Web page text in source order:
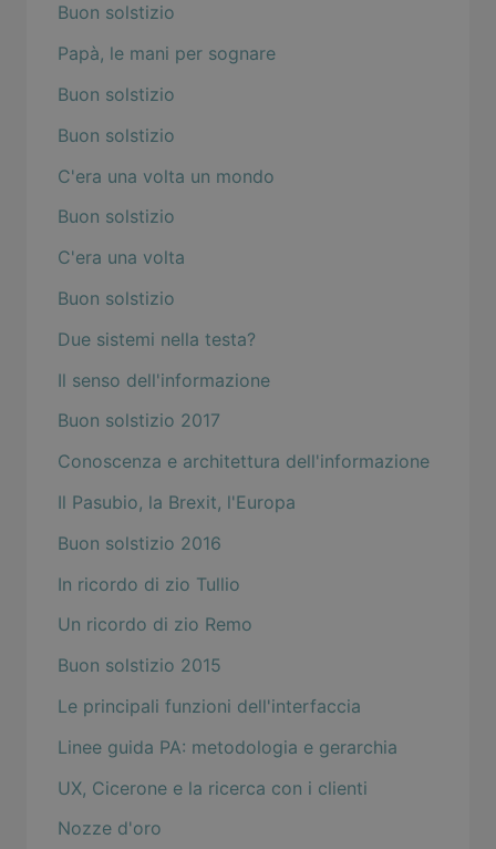
Buon solstizio
Papà, le mani per sognare
Buon solstizio
Buon solstizio
C'era una volta un mondo
Buon solstizio
C'era una volta
Buon solstizio
Due sistemi nella testa?
Il senso dell'informazione
Buon solstizio 2017
Conoscenza e architettura dell'informazione
Il Pasubio, la Brexit, l'Europa
Buon solstizio 2016
In ricordo di zio Tullio
Un ricordo di zio Remo
Buon solstizio 2015
Le principali funzioni dell'interfaccia
Linee guida PA: metodologia e gerarchia
UX, Cicerone e la ricerca con i clienti
Nozze d'oro